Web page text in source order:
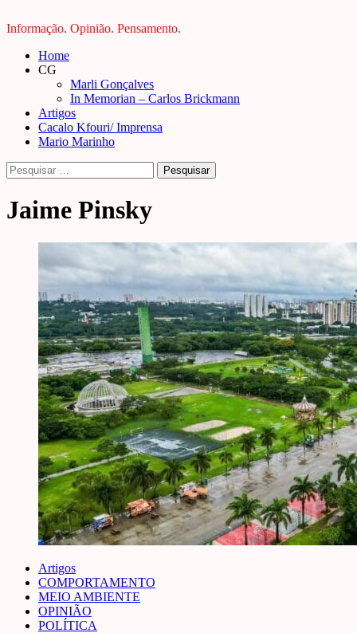
Informação. Opinião. Pensamento.
Primary
Menu
Home
CG
Marli Gonçalves
In Memorian – Carlos Brickmann
Artigos
Cacalo Kfouri/ Imprensa
Mario Marinho
Pesquisar
por:
Jaime Pinsky
Artigos
COMPORTAMENTO
MEIO AMBIENTE
OPINIÃO
POLÍTICA